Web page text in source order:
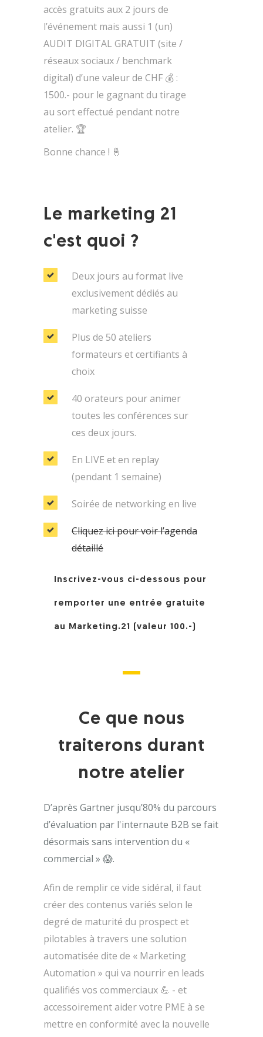
accès gratuits aux 2 jours de
l’événement mais aussi 1 (un)
AUDIT DIGITAL GRATUIT (site /
réseaux sociaux / benchmark
digital) d’une valeur de CHF 💰 :
1500.- pour le gagnant du tirage
au sort effectué pendant notre
atelier. 🏆
Bonne chance ! 🤞
Le marketing 21
c'est quoi ?
Deux jours au format live
exclusivement dédiés au
marketing suisse
Plus de 50 ateliers
formateurs et certifiants à
choix
40 orateurs pour animer
toutes les conférences sur
ces deux jours.
En LIVE et en replay
(pendant 1 semaine)
Soirée de networking en live
Cliquez ici pour voir l’agenda
détaillé
Inscrivez-vous ci-dessous pour
remporter une entrée gratuite
au Marketing.21 (valeur 100.-)
Ce que nous
traiterons durant
notre atelier
D’après Gartner jusqu’80% du parcours
d’évaluation par l'internaute B2B se fait
désormais sans intervention du «
commercial » 😱.
Afin de remplir ce vide sidéral, il faut
créer des contenus variés selon le
degré de maturité du prospect et
pilotables à travers une solution
automatisée dite de « Marketing
Automation » qui va nourrir en leads
qualifiés vos commerciaux 💪 - et
accessoirement aider votre PME à se
mettre en conformité avec la nouvelle